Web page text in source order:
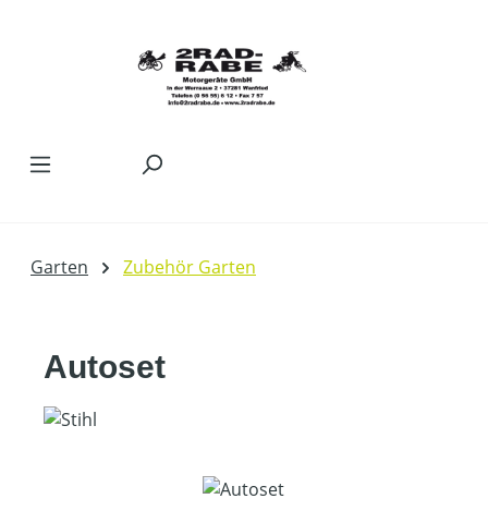
Garten Zubehör Garten
Autoset
Bildergalerie überspringen